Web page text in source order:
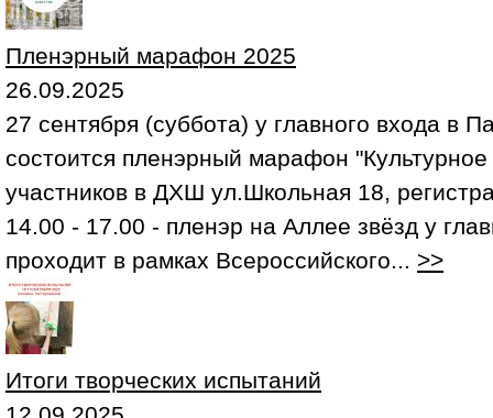
Пленэрный марафон 2025
26.09.2025
27 сентября (суббота) у главного входа в
состоится пленэрный марафон
участников в ДХШ ул.Школьная 18,
14.00 - 17.00 - пленэр на Аллее звёзд у
проходит в рамках Всероссийского... >>
Итоги творческих испытаний